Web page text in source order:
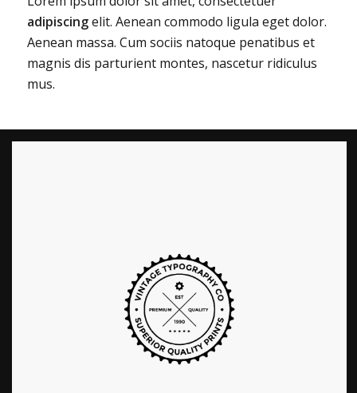
adipiscingelit. Aenean commodo ligula eget dolor.
Aenean massa. Cum sociis natoque penatibus et
magnis dis parturient montes, nascetur ridiculus
mus.